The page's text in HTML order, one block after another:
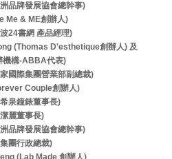
品牌發展協會總幹事)
Me & ME創辦人)
24書網 產品經理)
(Thomas D'esthetique創辦人) 及
機構-ABBA代表)
國際集團營業部副總裁)
Couple創辦人)
泉鐘錶董事長)
麗董事長)
品牌發展協會總幹事)
團行政總裁)
(Lab Made 創辦人)